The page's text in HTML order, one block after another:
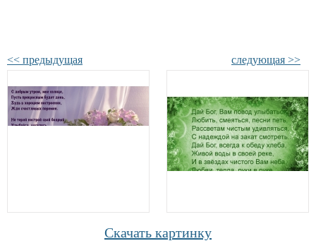
<< предыдущая следующая >>
Скачать картинку